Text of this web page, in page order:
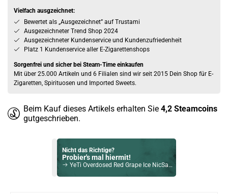
Vielfach ausgzeichnet:
Bewertet als „Ausgezeichnet” auf Trustami
Ausgezeichneter Trend Shop 2024
Ausgezeichneter Kundenservice und Kundenzufriedenheit
Platz 1 Kundenservice aller E-Zigarettenshops
Sorgenfrei und sicher bei Steam-Time einkaufen
Mit über 25.000 Artikeln und 6 Filialen sind wir seit 2015 Dein Shop für E-
Zigaretten, Spirituosen und Imported Sweets.
Beim Kauf dieses Artikels erhalten Sie 4,2 Steamcoins
gutgeschrieben.
Nicht das Richtige?
Probier's mal hiermit!
YeTi Overdosed Red Grape Ice NicSalt Liquid 10ml / 10mg